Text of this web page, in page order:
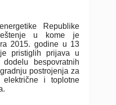
Republike
u kome je
2015. godine u 13
pristiglih prijava u
bespovratnih
postrojenja za
električne i toplotne